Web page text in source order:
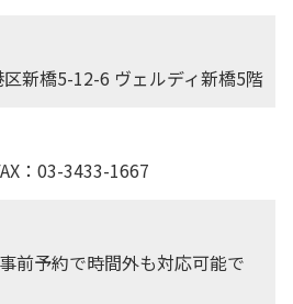
新橋5-12-6 ヴェルディ新橋5階
：03-3433-1667
前予約で時間外も対応可能で